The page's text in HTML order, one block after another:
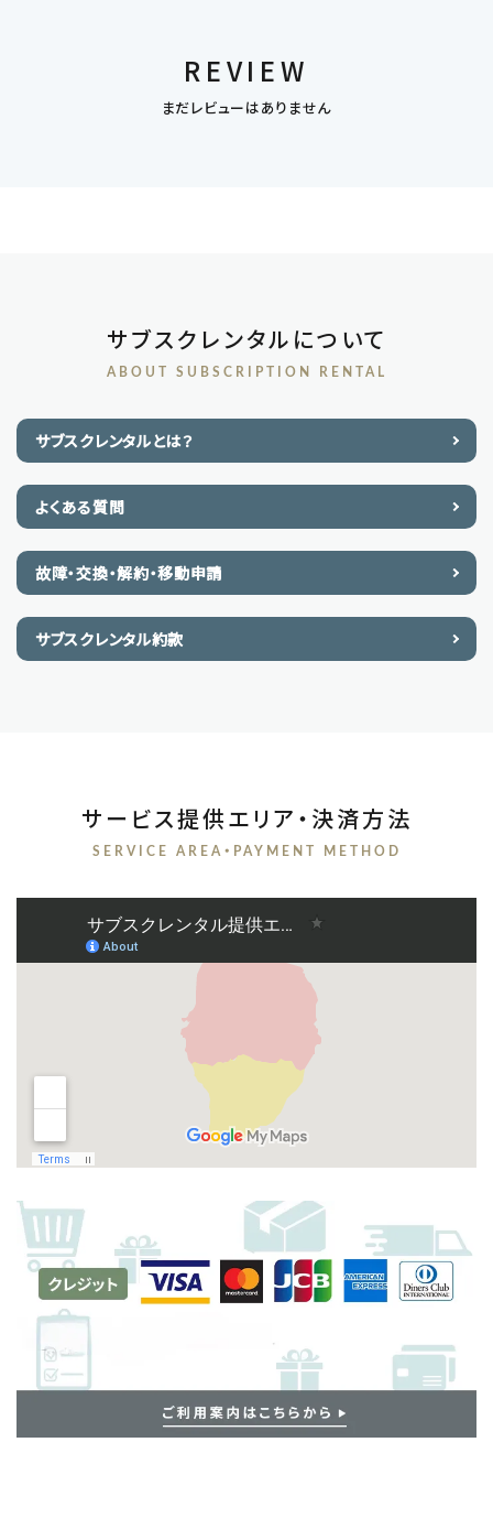
REVIEW
まだレビューはありません
サブスクレンタルについて
ABOUT SUBSCRIPTION RENTAL
サブスクレンタルとは？
よくある質問
故障・交換・解約・移動申請
サブスクレンタル約款
サービス提供エリア・決済方法
SERVICE AREA・PAYMENT METHOD